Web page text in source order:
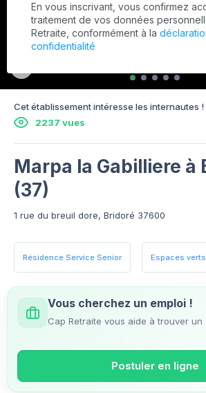
Cet établissement intéresse les internautes !
2237 vues
Marpa la Gabilliere à
(37)
1 rue du breuil dore, Bridoré 37600
Résidence Service Senior Espaces verts
Vous cherchez un emploi !
Cap Retraite vous aide à trouver un
Postuler en ligne
En vous inscrivant, vous confirmez
traitement de vos données
Retraite, conformément à la
confidentialité